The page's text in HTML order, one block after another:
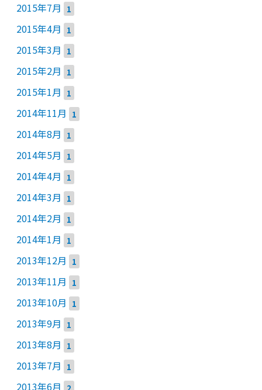
2015年7月 1
2015年4月 1
2015年3月 1
2015年2月 1
2015年1月 1
2014年11月 1
2014年8月 1
2014年5月 1
2014年4月 1
2014年3月 1
2014年2月 1
2014年1月 1
2013年12月 1
2013年11月 1
2013年10月 1
2013年9月 1
2013年8月 1
2013年7月 1
2013年6月 2